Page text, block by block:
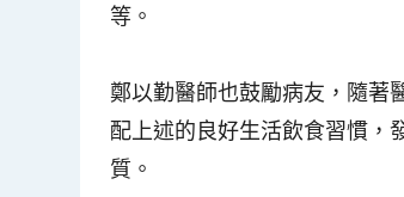
等。
鄭以勤醫師也鼓勵病友，隨著
配上述的良好生活飲食習慣，
質。